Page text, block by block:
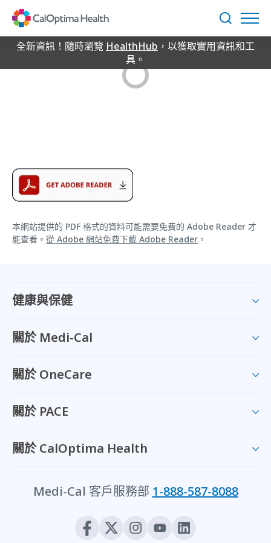
Content
搜
尋
全新資訊！隨時瀏覽 HealthHub ，以獲取實用資訊和工
具。
本網站提供的 PDF 格式的資料可能需要免費的 Adobe Reader 才
能查看。 從 Adobe 網站免費下載 Adobe Reader 。
健康與保健
關於 Medi-Cal
關於 OneCare
關於 PACE
關於 CalOptima Health
Medi-Cal 客戶服務部 1-888-587-8088